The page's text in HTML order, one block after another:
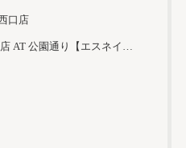
口店
園通り【エスネイル渋谷本店】